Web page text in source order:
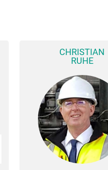
CHRISTIAN
RUHE